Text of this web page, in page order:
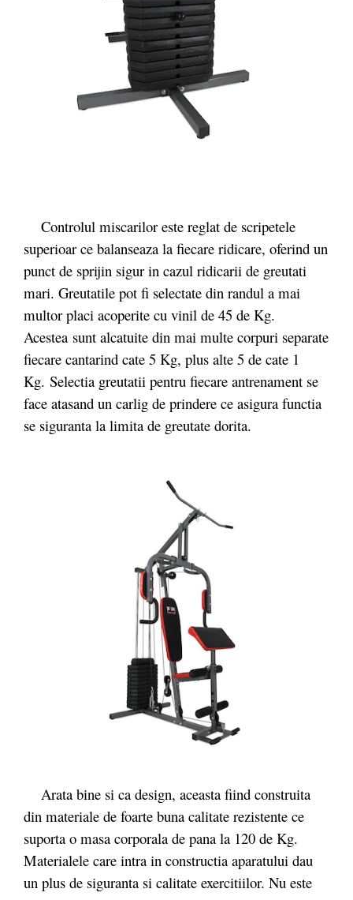
Controlul miscarilor este reglat de scripetele
superioar ce balanseaza la fiecare ridicare, oferind un
punct de sprijin sigur in cazul ridicarii de greutati
mari. Greutatile pot fi selectate din randul a mai
multor placi acoperite cu vinil de 45 de Kg.
Acestea sunt alcatuite din mai multe corpuri separate
fiecare cantarind cate 5 Kg, plus alte 5 de cate 1
Kg. Selectia greutatii pentru fiecare antrenament se
face atasand un carlig de prindere ce asigura functia
se siguranta la limita de greutate dorita.
Arata bine si ca design, aceasta fiind construita
din materiale de foarte buna calitate rezistente ce
suporta o masa corporala de pana la 120 de Kg.
Materialele care intra in constructia aparatului dau
un plus de siguranta si calitate exercitiilor. Nu este